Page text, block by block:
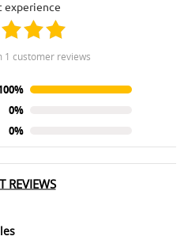
experience
1 customer reviews
0%
0%
REVIEWS